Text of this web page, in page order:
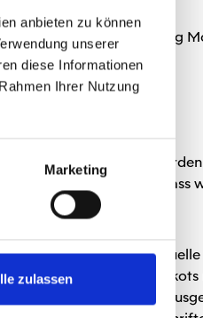
anbieten zu können
unserer
diese Informationen
Ihrer Nutzung
Marketing
zulassen
kannst deine Bestellung
Wir
Sie Verständnis dafür, dass
annehmen.
Herstellung eine
sind (z.B.
anbieten). Ebenso